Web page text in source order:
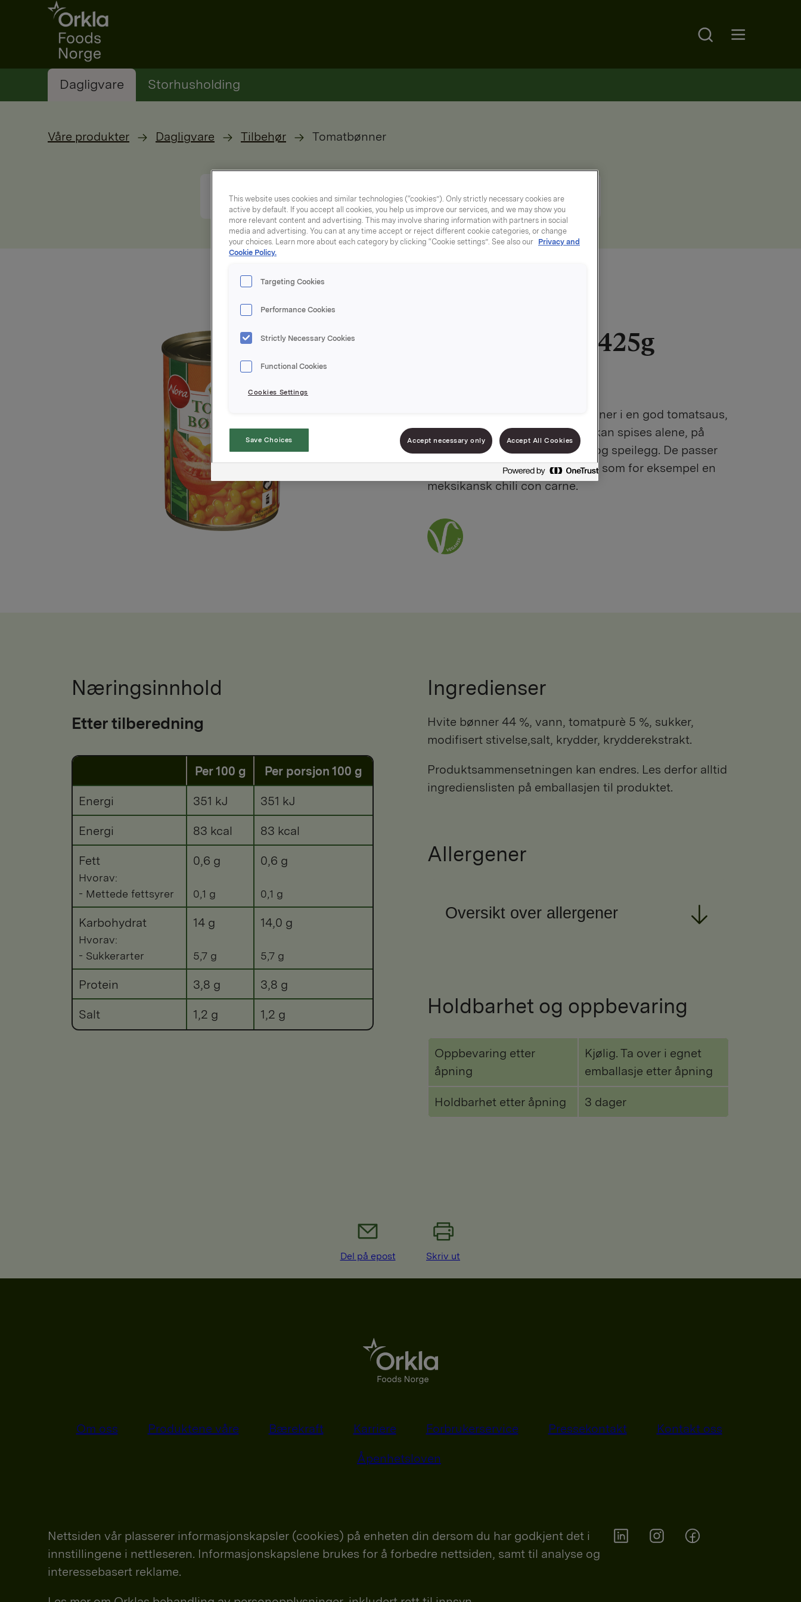
Go to frontpage
Search
Dagligvare Storhusholding
Våre produkter Dagligvare Tilbehør Tomatbønner
Tomatbønner 425g
Nora Tomatbønner er hvite bønner i en god tomatsaus,
og er både sunne og gode. De kan spises alene, på
toast eller ved siden av bacon og speilegg. De passer
også ypperlig i ulike gryteretter, som for eksempel en
meksikansk chili con carne.
Næringsinnhold
Etter tilberedning
Per 100 g Per porsjon 100 g
Energi 351 kJ 351 kJ
Energi 83 kcal 83 kcal
Fett
Hvorav:
- Mettede fettsyrer
0,6 g
0,1 g
0,6 g
0,1 g
Karbohydrat
Hvorav:
- Sukkerarter
14 g
5,7 g
14,0 g
5,7 g
Protein 3,8 g 3,8 g
Salt 1,2 g 1,2 g
Ingredienser
hvite bønner 44 %, vann, tomatpurè 5 %, sukker,
modifisert stivelse,salt, krydder, krydderekstrakt.
Produktsammensetningen kan endres. Les derfor alltid
ingredienslisten på emballasjen til produktet.
Allergener
Oversikt over allergener
Holdbarhet og oppbevaring
Oppbevaring etter
åpning
Kjølig. Ta over i egnet
emballasje etter åpning
Holdbarhet etter åpning 3 dager
Del på epost Skriv ut
Om oss Produktene våre Bærekraft Karriere Forbrukerservice Pressekontakt Kontakt oss
Åpenhetsloven
Nettsiden vår plasserer informasjonskapsler (cookies) på enheten din dersom du har godkjent det i
innstillingene i nettleseren. Informasjonskapslene brukes for å forbedre nettsiden, samt til analyse og
interessebasert reklame.
This website uses cookies and similar technologies (“cookies”). Only strictly necessary cookies are
active by default. If you accept all cookies, you help us improve our services, and we may show you
more relevant content and advertising. This may involve sharing information with partners in social
media and advertising. You can at any time accept or reject different cookie categories, or change
your choices. Learn more about each category by clicking “Cookie settings”. See also our Privacy and
Cookie Policy.
Targeting Cookies
Performance Cookies
Strictly Necessary Cookies
Functional Cookies
Cookies Settings
Save Choices Accept necessary only Accept All Cookies